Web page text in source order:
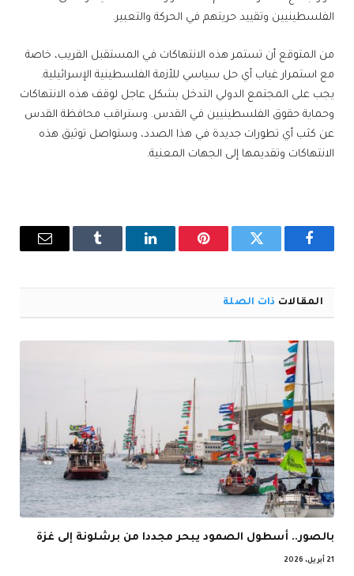
الفلسطينيين وتقييد حريتهم في الحركة والتعبير.
من المتوقع أن تستمر هذه الانتهاكات في المستقبل القريب، خاصة
مع استمرار غياب أي حل سياسي للأزمة الفلسطينية الإسرائيلية.
يجب على المجتمع الدولي التدخل بشكل عاجل لوقف هذه الانتهاكات
وحماية حقوق الفلسطينيين في القدس. وستراقب محافظة القدس
عن كثب أي تطورات جديدة في هذا الصدد، وستواصل توثيق هذه
الانتهاكات وتقديمها إلى الجهات المعنية.
فيسبوك تويتر بينتيريستلينكدإن Tumblr
البريد
المقالات ذات الصلة
بالصور.. أسطول الصمود يبحر مجددا من برشلونة إلى غزة
21 أبريل، 2026